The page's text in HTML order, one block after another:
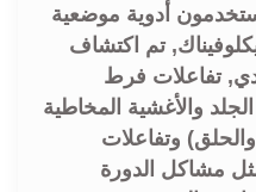
أدوية موضعية
تم اكتشاف
تفاعلات فرط
والأغشية المخاطية
وتفاعلات
مشاكل الدورة